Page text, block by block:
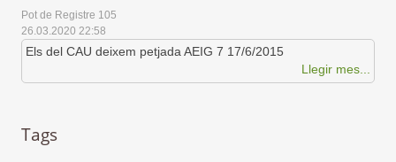
Pot de Registre 105
26.03.2020 22:58
Els del CAU deixem petjada AEIG 7 17/6/2015
Llegir mes...
Tags